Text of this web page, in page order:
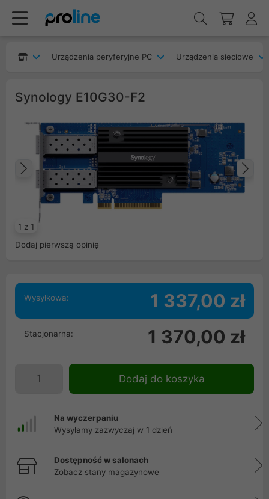
Urządzenia peryferyjne PC Urządzenia sieciowe
Synology E10G30-F2
1 z 1
Poprzedni
Dodaj pierwszą opinię
Wysyłkowa: 1 337,00 zł
Stacjonarna: 1 370,00 zł
Dodaj do koszyka
Na wyczerpaniu
Wysyłamy zazwyczaj w 1 dzień
Dostępność w salonach
Zobacz stany magazynowe